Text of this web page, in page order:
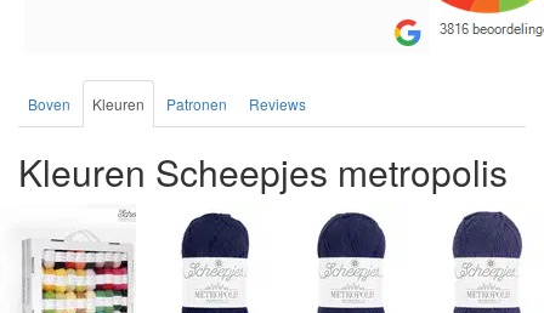
Boven Kleuren Patronen Reviews
Kleuren Scheepjes metropolis